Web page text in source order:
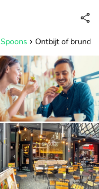
Bereikbaar tot 23:00 uur
Spoons Ontbijt of brunch